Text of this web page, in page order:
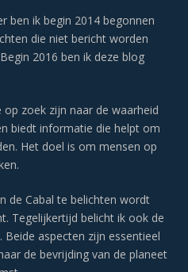
ben ik begin 2014 begonnen
die niet bericht worden
2016 ben ik deze blog
zoek zijn naar de waarheid
biedt informatie die helpt om
Het doel is om mensen op
de Cabal te belichten wordt
Tegelijkertijd belicht ik ook de
aspecten zijn essentieel
de bevrijding van de planeet